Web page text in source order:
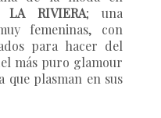
LA RIVIERA; una
femeninas, con
para hacer del
más puro glamour
que plasman en sus